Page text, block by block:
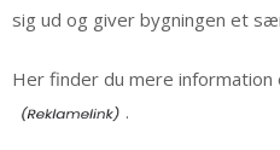
sig ud og giver bygningen et
Her finder du mere information
.